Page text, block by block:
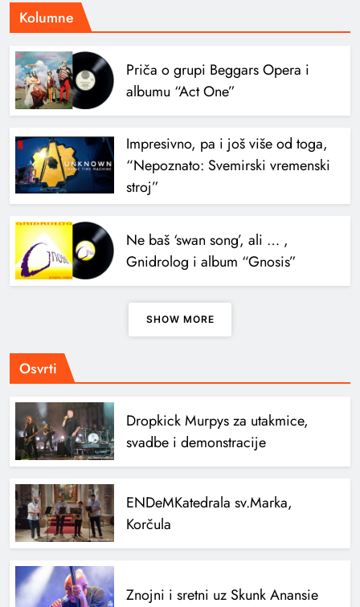
Kolumne
Priča o grupi Beggars Opera i
albumu “Act One”
Impresivno, pa i još više od toga,
“Nepoznato: Svemirski vremenski
stroj”
Ne baš ‘swan song’, ali … ,
Gnidrolog i album “Gnosis”
SHOW MORE
Osvrti
Dropkick Murpys za utakmice,
svadbe i demonstracije
ENDeMKatedrala sv.Marka,
Korčula
Znojni i sretni uz Skunk Anansie